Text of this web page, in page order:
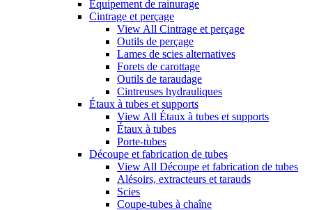
Équipement de rainurage
Cintrage et perçage
View All Cintrage et perçage
Outils de perçage
Lames de scies alternatives
Forets de carottage
Outils de taraudage
Cintreuses hydrauliques
Étaux à tubes et supports
View All Étaux à tubes et supports
Étaux à tubes
Porte-tubes
Découpe et fabrication de tubes
View All Découpe et fabrication de tubes
Alésoirs, extracteurs et tarauds
Scies
Coupe-tubes à chaîne